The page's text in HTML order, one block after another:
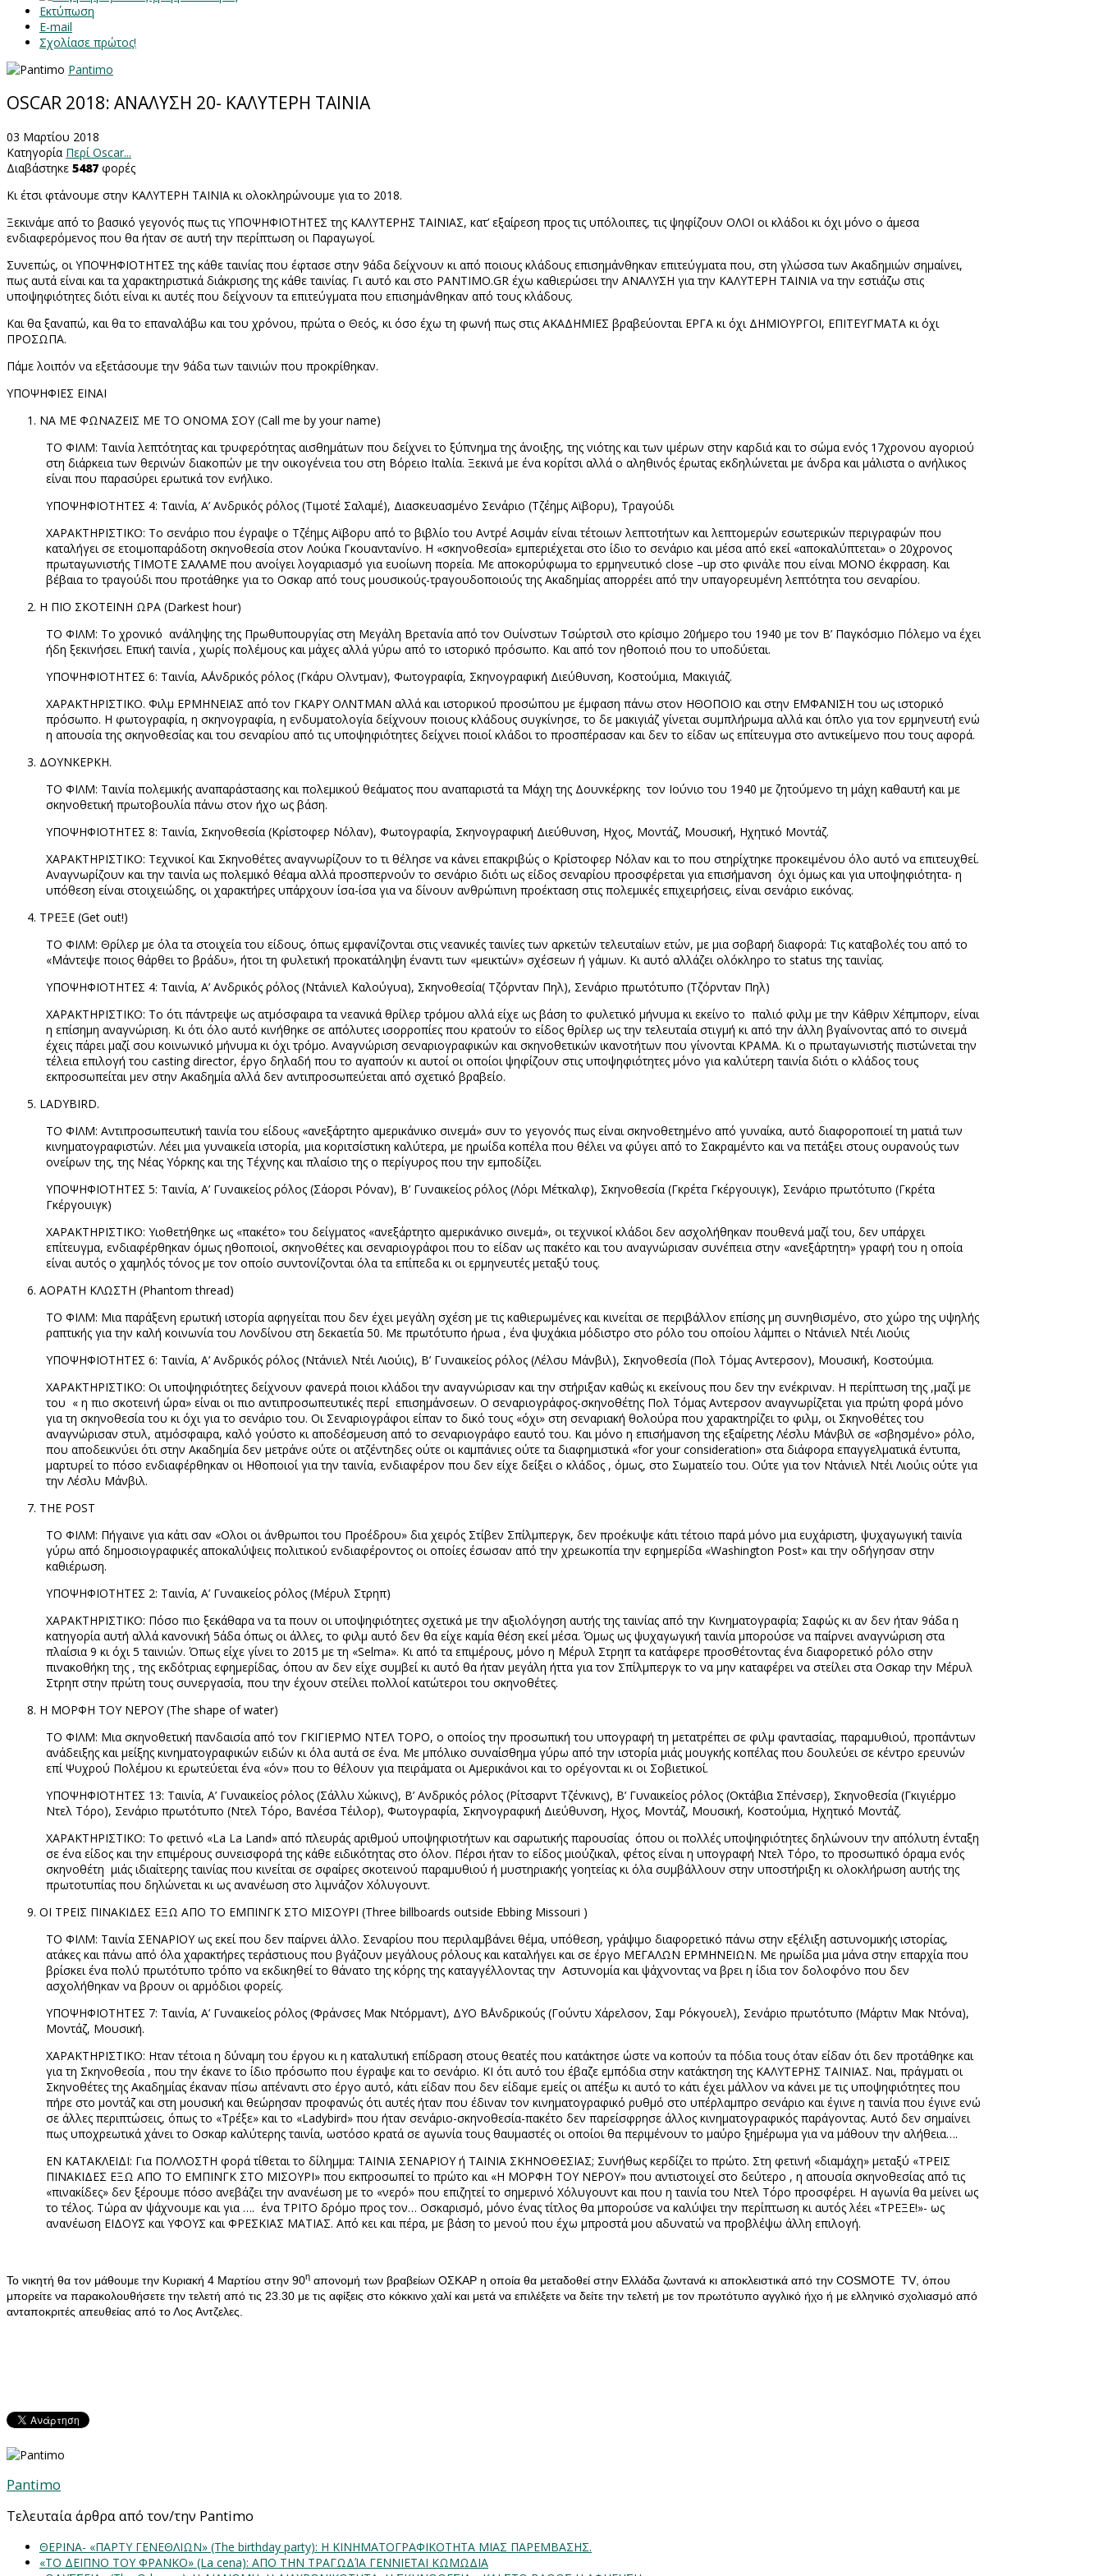
Εκτύπωση
E-mail
Σχολίασε πρώτος!
Pantimo
OSCAR 2018: ΑΝΑΛΥΣΗ 20- ΚΑΛΥΤΕΡΗ ΤΑΙΝΙΑ
03 Μαρτίου 2018
Κατηγορία Περί Oscar...
Διαβάστηκε 5487 φορές
Κι έτσι φτάνουμε στην ΚΑΛΥΤΕΡΗ ΤΑΙΝΙΑ κι ολοκληρώνουμε για το 2018.
Ξεκινάμε από το βασικό γεγονός πως τις ΥΠΟΨΗΦΙΟΤΗΤΕΣ της ΚΑΛΥΤΕΡΗΣ ΤΑΙΝΙΑΣ, κατ’ εξαίρεση προς τις υπόλοιπες, τις ψηφίζουν ΟΛΟΙ οι κλάδοι κι όχι μόνο ο άμεσα
ενδιαφερόμενος που θα ήταν σε αυτή την περίπτωση οι Παραγωγοί.
Συνεπώς, οι ΥΠΟΨΗΦΙΟΤΗΤΕΣ της κάθε ταινίας που έφτασε στην 9άδα δείχνουν κι από ποιους κλάδους επισημάνθηκαν επιτεύγματα που, στη γλώσσα των Ακαδημιών σημαίνει,
πως αυτά είναι και τα χαρακτηριστικά διάκρισης της κάθε ταινίας. Γι αυτό και στο PANTIMO.GR έχω καθιερώσει την ΑΝΑΛΥΣΗ για την ΚΑΛΥΤΕΡΗ ΤΑΙΝΙΑ να την εστιάζω στις
υποψηφιότητες διότι είναι κι αυτές που δείχνουν τα επιτεύγματα που επισημάνθηκαν από τους κλάδους.
Και θα ξαναπώ, και θα το επαναλάβω και του χρόνου, πρώτα ο Θεός, κι όσο έχω τη φωνή πως στις ΑΚΑΔΗΜΙΕΣ βραβεύονται ΕΡΓΑ κι όχι ΔΗΜΙΟΥΡΓΟΙ, ΕΠΙΤΕΥΓΜΑΤΑ κι όχι
ΠΡΟΣΩΠΑ.
Πάμε λοιπόν να εξετάσουμε την 9άδα των ταινιών που προκρίθηκαν.
ΥΠΟΨΗΦΙΕΣ ΕΙΝΑΙ
ΝΑ ΜΕ ΦΩΝΑΖΕΙΣ ΜΕ ΤΟ ΟΝΟΜΑ ΣΟΥ (Call me by your name)
TO ΦΙΛΜ: Ταινία λεπτότητας και τρυφερότητας αισθημάτων που δείχνει το ξύπνημα της άνοιξης, της νιότης και των ιμέρων στην καρδιά και το σώμα ενός 17χρονου αγοριού
στη διάρκεια των θερινών διακοπών με την οικογένεια του στη Βόρειο Ιταλία. Ξεκινά με ένα κορίτσι αλλά ο αληθινός έρωτας εκδηλώνεται με άνδρα και μάλιστα ο ανήλικος
είναι που παρασύρει ερωτικά τον ενήλικο.
ΥΠΟΨΗΦΙΟΤΗΤΕΣ 4: Ταινία, Α’ Ανδρικός ρόλος (Τιμοτέ Σαλαμέ), Διασκευασμένο Σενάριο (Τζέημς Αϊβορυ), Τραγούδι
ΧΑΡΑΚΤΗΡΙΣΤΙΚΟ: Το σενάριο που έγραψε ο Τζέημς Αϊβορυ από το βιβλίο του Αντρέ Ασιμάν είναι τέτοιων λεπτοτήτων και λεπτομερών εσωτερικών περιγραφών που
καταλήγει σε ετοιμοπαράδοτη σκηνοθεσία στον Λούκα Γκουαντανίνο. Η «σκηνοθεσία» εμπεριέχεται στο ίδιο το σενάριο και μέσα από εκεί «αποκαλύπτεται» ο 20χρονος
πρωταγωνιστής ΤΙΜΟΤΕ ΣΑΛΑΜΕ που ανοίγει λογαριασμό για ευοίωνη πορεία. Με αποκορύφωμα το ερμηνευτικό close –up στο φινάλε που είναι ΜΟΝΟ έκφραση. Και
βέβαια το τραγούδι που προτάθηκε για το Οσκαρ από τους μουσικούς-τραγουδοποιούς της Ακαδημίας απορρέει από την υπαγορευμένη λεπτότητα του σεναρίου.
Η ΠΙΟ ΣΚΟΤΕΙΝΗ ΩΡΑ (Darkest hour)
TO ΦΙΛΜ: Το χρονικό ανάληψης της Πρωθυπουργίας στη Μεγάλη Βρετανία από τον Ουίνστων Τσώρτσιλ στο κρίσιμο 20ήμερο του 1940 με τον Β’ Παγκόσμιο Πόλεμο να έχει
ήδη ξεκινήσει. Επική ταινία , χωρίς πολέμους και μάχες αλλά γύρω από το ιστορικό πρόσωπο. Και από τον ηθοποιό που το υποδύεται.
ΥΠΟΨΗΦΙΟΤΗΤΕΣ 6: Ταινία, Α΄Ανδρικός ρόλος (Γκάρυ Ολντμαν), Φωτογραφία, Σκηνογραφική Διεύθυνση, Κοστούμια, Μακιγιάζ.
ΧΑΡΑΚΤΗΡΙΣΤΙΚΟ. Φιλμ ΕΡΜΗΝΕΙΑΣ από τον ΓΚΑΡΥ ΟΛΝΤΜΑΝ αλλά και ιστορικού προσώπου με έμφαση πάνω στον ΗΘΟΠΟΙΟ και στην ΕΜΦΑΝΙΣΗ του ως ιστορικό
πρόσωπο. Η φωτογραφία, η σκηνογραφία, η ενδυματολογία δείχνουν ποιους κλάδους συγκίνησε, το δε μακιγιάζ γίνεται συμπλήρωμα αλλά και όπλο για τον ερμηνευτή ενώ
η απουσία της σκηνοθεσίας και του σεναρίου από τις υποψηφιότητες δείχνει ποιοί κλάδοι το προσπέρασαν και δεν το είδαν ως επίτευγμα στο αντικείμενο που τους αφορά.
ΔΟΥΝΚΕΡΚΗ.
ΤΟ ΦΙΛΜ: Ταινία πολεμικής αναπαράστασης και πολεμικού θεάματος που αναπαριστά τα Μάχη της Δουνκέρκης τον Ιούνιο του 1940 με ζητούμενο τη μάχη καθαυτή και με
σκηνοθετική πρωτοβουλία πάνω στον ήχο ως βάση.
ΥΠΟΨΗΦΙΟΤΗΤΕΣ 8: Ταινία, Σκηνοθεσία (Κρίστοφερ Νόλαν), Φωτογραφία, Σκηνογραφική Διεύθυνση, Ηχος, Μοντάζ, Μουσική, Ηχητικό Μοντάζ.
ΧΑΡΑΚΤΗΡΙΣΤΙΚΟ: Τεχνικοί Και Σκηνοθέτες αναγνωρίζουν το τι θέλησε να κάνει επακριβώς ο Κρίστοφερ Νόλαν και το που στηρίχτηκε προκειμένoυ όλο αυτό να επιτευχθεί.
Αναγνωρίζουν και την ταινία ως πολεμικό θέαμα αλλά προσπερνούν το σενάριο διότι ως είδος σεναρίου προσφέρεται για επισήμανση όχι όμως και για υποψηφιότητα- η
υπόθεση είναι στοιχειώδης, οι χαρακτήρες υπάρχουν ίσα-ίσα για να δίνουν ανθρώπινη προέκταση στις πολεμικές επιχειρήσεις, είναι σενάριο εικόνας.
ΤΡΕΞΕ (Get out!)
ΤΟ ΦΙΛΜ: Θρίλερ με όλα τα στοιχεία του είδους, όπως εμφανίζονται στις νεανικές ταινίες των αρκετών τελευταίων ετών, με μια σοβαρή διαφορά: Τις καταβολές του από το
«Μάντεψε ποιος θάρθει το βράδυ», ήτοι τη φυλετική προκατάληψη έναντι των «μεικτών» σχέσεων ή γάμων. Κι αυτό αλλάζει ολόκληρο το status της ταινίας.
ΥΠΟΨΗΦΙΟΤΗΤΕΣ 4: Ταινία, Α’ Ανδρικός ρόλος (Ντάνιελ Καλούγυα), Σκηνοθεσία( Τζόρνταν Πηλ), Σενάριο πρωτότυπο (Τζόρνταν Πηλ)
ΧΑΡΑΚΤΗΡΙΣΤΙΚΟ: Το ότι πάντρεψε ως ατμόσφαιρα τα νεανικά θρίλερ τρόμου αλλά είχε ως βάση το φυλετικό μήνυμα κι εκείνο το παλιό φιλμ με την Κάθριν Χέπμπορν, είναι
η επίσημη αναγνώριση. Κι ότι όλο αυτό κινήθηκε σε απόλυτες ισορροπίες που κρατούν το είδος θρίλερ ως την τελευταία στιγμή κι από την άλλη βγαίνοντας από το σινεμά
έχεις πάρει μαζί σου κοινωνικό μήνυμα κι όχι τρόμο. Αναγνώριση σεναριογραφικών και σκηνοθετικών ικανοτήτων που γίνονται ΚΡΑΜΑ. Κι ο πρωταγωνιστής πιστώνεται την
τέλεια επιλογή του casting director, έργο δηλαδή που το αγαπούν κι αυτοί οι οποίοι ψηφίζουν στις υποψηφιότητες μόνο για καλύτερη ταινία διότι ο κλάδος τους
εκπροσωπείται μεν στην Ακαδημία αλλά δεν αντιπροσωπεύεται από σχετικό βραβείο.
LADYBIRD.
ΤΟ ΦΙΛΜ: Αντιπροσωπευτική ταινία του είδους «ανεξάρτητο αμερικάνικο σινεμά» συν το γεγονός πως είναι σκηνοθετημένο από γυναίκα, αυτό διαφοροποιεί τη ματιά των
κινηματογραφιστών. Λέει μια γυναικεία ιστορία, μια κοριτσίστικη καλύτερα, με ηρωίδα κοπέλα που θέλει να φύγει από το Σακραμέντο και να πετάξει στους ουρανούς των
ονείρων της, της Νέας Υόρκης και της Τέχνης και πλαίσιο της ο περίγυρος που την εμποδίζει.
ΥΠΟΨΗΦΙΟΤΗΤΕΣ 5: Ταινία, Α’ Γυναικείος ρόλος (Σάορσι Ρόναν), Β’ Γυναικείος ρόλος (Λόρι Μέτκαλφ), Σκηνοθεσία (Γκρέτα Γκέργουιγκ), Σενάριο πρωτότυπο (Γκρέτα
Γκέργουιγκ)
ΧΑΡΑΚΤΗΡΙΣΤΙΚΟ: Υιοθετήθηκε ως «πακέτο» του δείγματος «ανεξάρτητο αμερικάνικο σινεμά», οι τεχνικοί κλάδοι δεν ασχολήθηκαν πουθενά μαζί του, δεν υπάρχει
επίτευγμα, ενδιαφέρθηκαν όμως ηθοποιοί, σκηνοθέτες και σεναριογράφοι που το είδαν ως πακέτο και του αναγνώρισαν συνέπεια στην «ανεξάρτητη» γραφή του η οποία
είναι αυτός ο χαμηλός τόνος με τον οποίο συντονίζονται όλα τα επίπεδα κι οι ερμηνευτές μεταξύ τους.
ΑΟΡΑΤΗ ΚΛΩΣΤΗ (Phantom thread)
TO ΦΙΛΜ: Μια παράξενη ερωτική ιστορία αφηγείται που δεν έχει μεγάλη σχέση με τις καθιερωμένες και κινείται σε περιβάλλον επίσης μη συνηθισμένο, στο χώρο της υψηλής
ραπτικής για την καλή κοινωνία του Λονδίνου στη δεκαετία 50. Με πρωτότυπο ήρωα , ένα ψυχάκια μόδιστρο στο ρόλο του οποίου λάμπει ο Ντάνιελ Ντέι Λιούις
ΥΠΟΨΗΦΙΟΤΗΤΕΣ 6: Ταινία, Α’ Ανδρικός ρόλος (Ντάνιελ Ντέι Λιούις), Β’ Γυναικείος ρόλος (Λέλσυ Μάνβιλ), Σκηνοθεσία (Πολ Τόμας Αντερσον), Μουσική, Κοστούμια.
ΧΑΡΑΚΤΗΡΙΣΤΙΚΟ: Οι υποψηφιότητες δείχνουν φανερά ποιοι κλάδοι την αναγνώρισαν και την στήριξαν καθώς κι εκείνους που δεν την ενέκριναν. Η περίπτωση της ,μαζί με
του « η πιο σκοτεινή ώρα» είναι οι πιο αντιπροσωπευτικές περί επισημάνσεων. Ο σεναριογράφος-σκηνοθέτης Πολ Τόμας Αντερσον αναγνωρίζεται για πρώτη φορά μόνο
για τη σκηνοθεσία του κι όχι για το σενάριο του. Οι Σεναριογράφοι είπαν το δικό τους «όχι» στη σεναριακή θολούρα που χαρακτηρίζει το φιλμ, οι Σκηνοθέτες του
αναγνώρισαν στυλ, ατμόσφαιρα, καλό γούστο κι αποδέσμευση από το σεναριογράφο εαυτό του. Και μόνο η επισήμανση της εξαίρετης Λέσλυ Μάνβιλ σε «σβησμένο» ρόλο,
που αποδεικνύει ότι στην Ακαδημία δεν μετράνε ούτε οι ατζέντηδες ούτε οι καμπάνιες ούτε τα διαφημιστικά «for your consideration» στα διάφορα επαγγελματικά έντυπα,
μαρτυρεί το πόσο ενδιαφέρθηκαν οι Ηθοποιοί για την ταινία, ενδιαφέρον που δεν είχε δείξει ο κλάδος , όμως, στο Σωματείο του. Ούτε για τον Ντάνιελ Ντέι Λιούις ούτε για
την Λέσλυ Μάνβιλ.
ΤΗΕ POST
ΤΟ ΦΙΛΜ: Πήγαινε για κάτι σαν «Ολοι οι άνθρωποι του Προέδρου» δια χειρός Στίβεν Σπίλμπεργκ, δεν προέκυψε κάτι τέτοιο παρά μόνο μια ευχάριστη, ψυχαγωγική ταινία
γύρω από δημοσιογραφικές αποκαλύψεις πολιτικού ενδιαφέροντος οι οποίες έσωσαν από την χρεωκοπία την εφημερίδα «Washington Post» και την οδήγησαν στην
καθιέρωση.
ΥΠΟΨΗΦΙΟΤΗΤΕΣ 2: Ταινία, Α’ Γυναικείος ρόλος (Μέρυλ Στρηπ)
ΧΑΡΑΚΤΗΡΙΣΤΙΚΟ: Πόσο πιο ξεκάθαρα να τα πουν οι υποψηφιότητες σχετικά με την αξιολόγηση αυτής της ταινίας από την Κινηματογραφία; Σαφώς κι αν δεν ήταν 9άδα η
κατηγορία αυτή αλλά κανονική 5άδα όπως οι άλλες, το φιλμ αυτό δεν θα είχε καμία θέση εκεί μέσα. Όμως ως ψυχαγωγική ταινία μπορούσε να παίρνει αναγνώριση στα
πλαίσια 9 κι όχι 5 ταινιών. Όπως είχε γίνει το 2015 με τη «Selma». Κι από τα επιμέρους, μόνο η Μέρυλ Στρηπ τα κατάφερε προσθέτοντας ένα διαφορετικό ρόλο στην
πινακοθήκη της , της εκδότριας εφημερίδας, όπου αν δεν είχε συμβεί κι αυτό θα ήταν μεγάλη ήττα για τον Σπίλμπεργκ το να μην καταφέρει να στείλει στα Οσκαρ την Μέρυλ
Στρηπ στην πρώτη τους συνεργασία, που την έχουν στείλει πολλοί κατώτεροι του σκηνοθέτες.
Η ΜΟΡΦΗ ΤΟΥ ΝΕΡΟΥ(The shape of water)
ΤΟ ΦΙΛΜ: Μια σκηνοθετική πανδαισία από τον ΓΚΙΓΙΕΡΜΟ ΝΤΕΛ ΤΟΡΟ, ο οποίος την προσωπική του υπογραφή τη μετατρέπει σε φιλμ φαντασίας, παραμυθιού, προπάντων
ανάδειξης και μείξης κινηματογραφικών ειδών κι όλα αυτά σε ένα. Με μπόλικο συναίσθημα γύρω από την ιστορία μιάς μουγκής κοπέλας που δουλεύει σε κέντρο ερευνών
επί Ψυχρού Πολέμου κι ερωτεύεται ένα «όν» που το θέλουν για πειράματα οι Αμερικάνοι και το ορέγονται κι οι Σοβιετικοί.
ΥΠΟΨΗΦΙΟΤΗΤΕΣ 13: Ταινία, Α’ Γυναικείος ρόλος (Σάλλυ Χώκινς), Β’ Ανδρικός ρόλος (Ρίτσαρντ Τζένκινς), Β’ Γυναικείος ρόλος (Οκτάβια Σπένσερ), Σκηνοθεσία (Γκιγιέρμο
Ντελ Τόρο), Σενάριο πρωτότυπο (Ντελ Τόρο, Βανέσα Τέιλορ), Φωτογραφία, Σκηνογραφική Διεύθυνση, Ηχος, Μοντάζ, Μουσική, Κοστούμια, Ηχητικό Μοντάζ.
ΧΑΡΑΚΤΗΡΙΣΤΙΚΟ: Το φετινό «La La Land» από πλευράς αριθμού υποψηφιοτήτων και σαρωτικής παρουσίας όπου οι πολλές υποψηφιότητες δηλώνουν την απόλυτη ένταξη
σε ένα είδος και την επιμέρους συνεισφορά της κάθε ειδικότητας στο όλον. Πέρσι ήταν το είδος μιούζικαλ, φέτος είναι η υπογραφή Ντελ Τόρο, το προσωπικό όραμα ενός
σκηνοθέτη μιάς ιδιαίτερης ταινίας που κινείται σε σφαίρες σκοτεινού παραμυθιού ή μυστηριακής γοητείας κι όλα συμβάλλουν στην υποστήριξη κι ολοκλήρωση αυτής της
πρωτοτυπίας που δηλώνεται κι ως ανανέωση στο λιμνάζον Χόλυγουντ.
ΟΙ ΤΡΕΙΣ ΠΙΝΑΚΙΔΕΣ ΕΞΩ ΑΠΟ ΤΟ ΕΜΠΙΝΓΚ ΣΤΟ ΜΙΣΟΥΡΙ (Three billboards outside Ebbing Missouri )
ΤΟ ΦΙΛΜ: Ταινία ΣΕΝΑΡΙΟΥ ως εκεί που δεν παίρνει άλλο. Σεναρίου που περιλαμβάνει θέμα, υπόθεση, γράψιμο διαφορετικό πάνω στην εξέλιξη αστυνομικής ιστορίας,
ατάκες και πάνω από όλα χαρακτήρες τεράστιους που βγάζουν μεγάλους ρόλους και καταλήγει και σε έργο ΜΕΓΑΛΩΝ ΕΡΜΗΝΕΙΩΝ. Με ηρωίδα μια μάνα στην επαρχία που
βρίσκει ένα πολύ πρωτότυπο τρόπο να εκδικηθεί το θάνατο της κόρης της καταγγέλλοντας την Αστυνομία και ψάχνοντας να βρει η ίδια τον δολοφόνο που δεν
ασχολήθηκαν να βρουν οι αρμόδιοι φορείς.
ΥΠΟΨΗΦΙΟΤΗΤΕΣ 7: Ταινία, Α’ Γυναικείος ρόλος (Φράνσες Μακ Ντόρμαντ), ΔΥΟ Β΄Ανδρικούς (Γούντυ Χάρελσον, Σαμ Ρόκγουελ), Σενάριο πρωτότυπο (Μάρτιν Μακ Ντόνα),
Μοντάζ, Μουσική.
ΧΑΡΑΚΤΗΡΙΣΤΙΚΟ: Ηταν τέτοια η δύναμη του έργου κι η καταλυτική επίδραση στους θεατές που κατάκτησε ώστε να κοπούν τα πόδια τους όταν είδαν ότι δεν προτάθηκε και
για τη Σκηνοθεσία , που την έκανε το ίδιο πρόσωπο που έγραψε και το σενάριο. ΚΙ ότι αυτό του έβαζε εμπόδια στην κατάκτηση της ΚΑΛΥΤΕΡΗΣ ΤΑΙΝΙΑΣ. Ναι, πράγματι οι
Σκηνοθέτες της Ακαδημίας έκαναν πίσω απέναντι στο έργο αυτό, κάτι είδαν που δεν είδαμε εμείς οι απέξω κι αυτό το κάτι έχει μάλλον να κάνει με τις υποψηφιότητες που
πήρε στο μοντάζ και στη μουσική και θεώρησαν προφανώς ότι αυτές ήταν που έδιναν τον κινηματογραφικό ρυθμό στο υπέρλαμπρο σενάριο και έγινε η ταινία που έγινε ενώ
σε άλλες περιπτώσεις, όπως το «Τρέξε» και το «Ladybird» που ήταν σενάριο-σκηνοθεσία-πακέτο δεν παρείσφρησε άλλος κινηματογραφικός παράγοντας. Αυτό δεν σημαίνει
πως υποχρεωτικά χάνει το Οσκαρ καλύτερης ταινία, ωστόσο κρατά σε αγωνία τους θαυμαστές οι οποίοι θα περιμένουν το μαύρο ξημέρωμα για να μάθουν την αλήθεια….
ΕΝ ΚΑΤΑΚΛΕΙΔΙ: Για ΠΟΛΛΟΣΤΗ φορά τίθεται το δίλημμα: ΤΑΙΝΙΑ ΣΕΝΑΡΙΟΥ ή ΤΑΙΝΙΑ ΣΚΗΝΟΘΕΣΙΑΣ; Συνήθως κερδίζει το πρώτο. Στη φετινή «διαμάχη» μεταξύ «ΤΡΕΙΣ
ΠΙΝΑΚΙΔΕΣ ΕΞΩ ΑΠΟ ΤΟ ΕΜΠΙΝΓΚ ΣΤΟ ΜΙΣΟΥΡΙ» που εκπροσωπεί το πρώτο και «Η ΜΟΡΦΗ ΤΟΥ ΝΕΡΟΥ» που αντιστοιχεί στο δεύτερο , η απουσία σκηνοθεσίας από τις
«πινακίδες» δεν ξέρουμε πόσο ανεβάζει την ανανέωση με το «νερό» που επιζητεί το σημερινό Χόλυγουντ και που η ταινία του Ντελ Τόρο προσφέρει. Η αγωνία θα μείνει ως
το τέλος. Τώρα αν ψάχνουμε και για …. ένα ΤΡΙΤΟ δρόμο προς τον… Οσκαρισμό, μόνο ένας τίτλος θα μπορούσε να καλύψει την περίπτωση κι αυτός λέει «ΤΡΕΞΕ!»- ως
ανανέωση ΕΙΔΟΥΣ και ΥΦΟΥΣ και ΦΡΕΣΚΙΑΣ ΜΑΤΙΑΣ. Από κει και πέρα, με βάση το μενού που έχω μπροστά μου αδυνατώ να προβλέψω άλλη επιλογή.
Το νικητή θα τον μάθουμε την Κυριακή 4 Μαρτίου στην 90η απονομή των βραβείων ΟΣΚΑΡ η οποία θα μεταδοθεί στην Ελλάδα ζωντανά κι αποκλειστικά από την COSMOTE TV, όπου
μπορείτε να παρακολουθήσετε την τελετή από τις 23.30 με τις αφίξεις στο κόκκινο χαλί και μετά να επιλέξετε να δείτε την τελετή με τον πρωτότυπο αγγλικό ήχο ή με ελληνικό σχολιασμό από
ανταποκριτές απευθείας από το Λος Αντζελες.
Pantimo
Τελευταία άρθρα από τον/την Pantimo
ΘΕΡΙΝΑ- «ΠΑΡΤΥ ΓΕΝΕΘΛΙΩΝ» (The birthday party): H KINHMATOΓΡΑΦΙΚΟΤΗΤΑ ΜΙΑΣ ΠΑΡΕΜΒΑΣΗΣ.
«ΤΟ ΔΕΙΠΝΟ ΤΟΥ ΦΡΑΝΚΟ» (La cena): ΑΠΟ ΤΗΝ ΤΡΑΓΩΔΊΑ ΓΕΝΝΙΕΤΑΙ ΚΩΜΩΔΙΑ